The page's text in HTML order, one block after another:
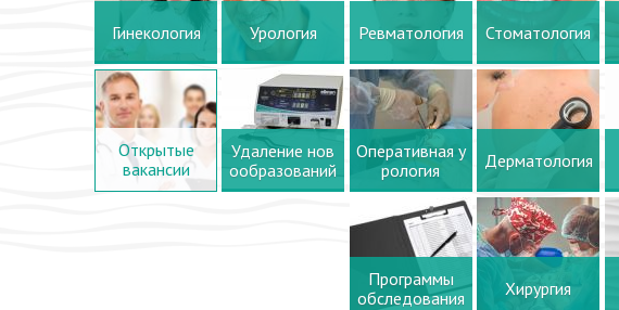
Гинекология Урология Ревматология Стоматология
Открытые
вакансии
Удаление нов
ообразований
Оперативная у
рология
Дерматология
Программы
обследования
Хирургия